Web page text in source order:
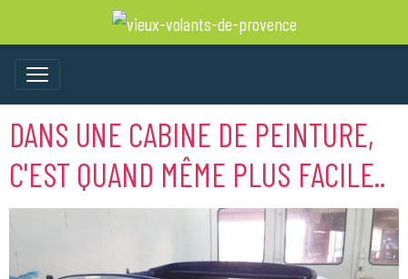
DANS UNE CABINE DE PEINTURE,
C'EST QUAND MÊME PLUS FACILE..